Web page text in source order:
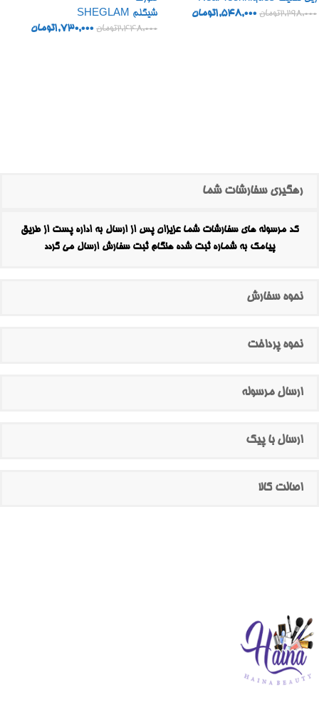
2,298,000تومان 1,548,000تومان
شیگلم SHEGLAM
2,448,000تومان 1,730,000تومان
رهگیری سفارشات شما
کد مرسوله های سفارشات شما عزیزان پس از ارسال به اداره پست از طریق
پیامک به شماره ثبت شده هنگام ثبت سفارش ارسال می گردد
نحوه سفارش
نحوه پرداخت
ارسال مرسوله
ارسال با پیک
اصالت کالا